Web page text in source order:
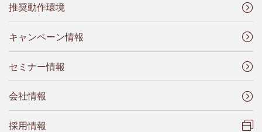
推奨動作環境
キャンペーン情報
セミナー情報
会社情報
採用情報